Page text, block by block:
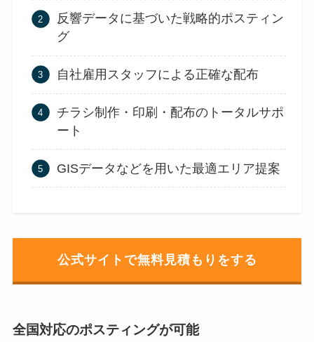
反響データに基づいた戦略的ポスティン
グ
自社雇用スタッフによる正確な配布
チラシ制作・印刷・配布のトータルサポ
ート
GISデータなどを用いた最適エリア提案
公式サイトで無料見積もりをする
全国対応のポスティングが可能